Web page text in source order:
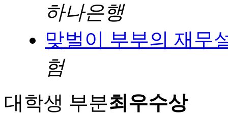
하나은행
맞벌이 부부의 재무
험
대학생 부분최우수상